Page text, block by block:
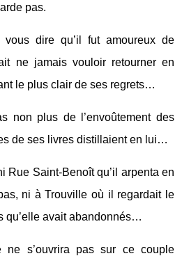
pas.
vous dire qu’il fut amoureux de
ne jamais vouloir retourner en
le plus clair de ses regrets…
non plus de l’envoûtement des
de ses livres distillaient en lui…
Rue Saint-Benoît qu’il arpenta en
ni à Trouville où il regardait le
qu’elle avait abandonnés…
ne s’ouvrira pas sur ce couple